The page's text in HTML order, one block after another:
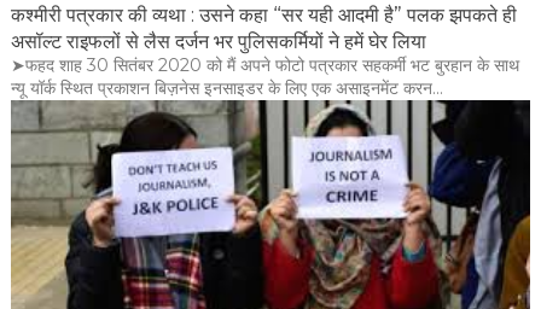
कश्मीरी पत्रकार की व्यथा : उसने कहा “सर यही आदमी है” पलक झपकते ही
असॉल्ट राइफलों से लैस दर्जन भर पुलिसकर्मियों ने हमें घेर लिया
➤फहद शाह 30 सितंबर 2020 को मैं अपने फोटो पत्रकार सहकर्मी भट बुरहान के साथ
न्यू यॉर्क स्थित प्रकाशन बिज़नेस इनसाइडर के लिए एक असाइनमेंट करन...